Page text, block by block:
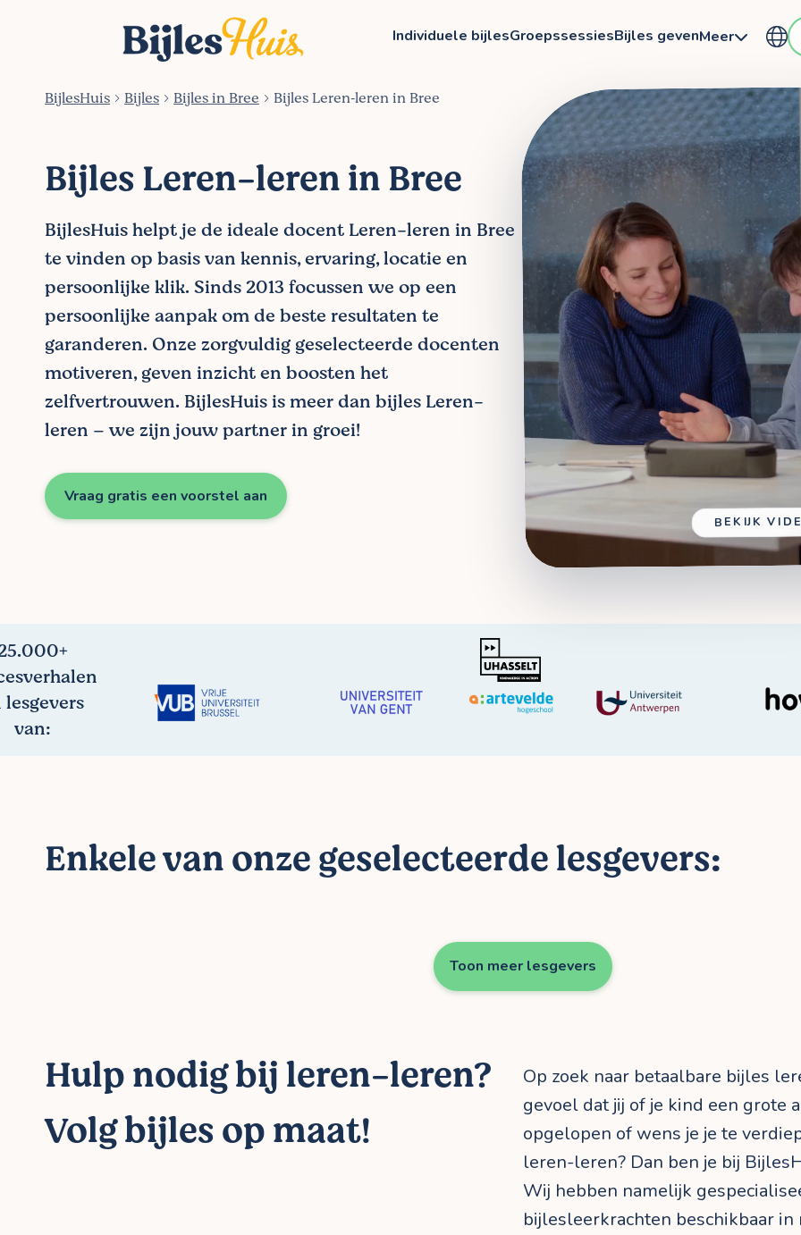
Individuele bijlesGroepssessiesBijles gevenMeer
BijlesHuis Bijles Bijles in Bree Bijles Leren‑leren in Bree
Bijles Leren-leren in Bree
BijlesHuis helpt je de ideale docent Leren-leren in Bree
te vinden op basis van kennis, ervaring, locatie en
persoonlijke klik. Sinds 2013 focussen we op een
persoonlijke aanpak om de beste resultaten te
garanderen. Onze zorgvuldig geselecteerde docenten
motiveren, geven inzicht en boosten het
zelfvertrouwen. BijlesHuis is meer dan bijles Leren-
leren – we zijn jouw partner in groei!
Vraag gratis een voorstel aan
BEKIJK
lesgevers
van:
Enkele van onze geselecteerde lesgevers:
Toon meer lesgevers
Hulp nodig bij leren-leren?
Volg bijles op maat!
Op zoek naar betaalbare bijles
gevoel dat jij of je kind een grote
opgelopen of wens je je te
leren-leren? Dan ben je bij
Wij hebben namelijk
bijlesleerkrachten beschikbaar in